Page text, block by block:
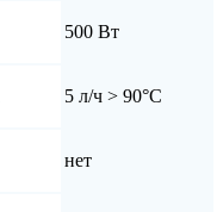
500 Вт
5 л/ч > 90°С
нет